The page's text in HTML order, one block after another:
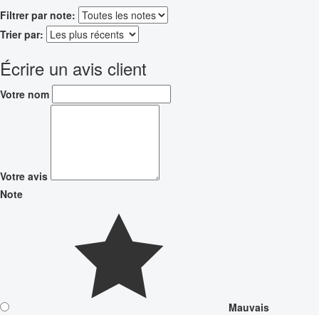
Filtrer par note:
Trier par:
Écrire un avis client
Votre nom
Votre avis
Note
Mauvais